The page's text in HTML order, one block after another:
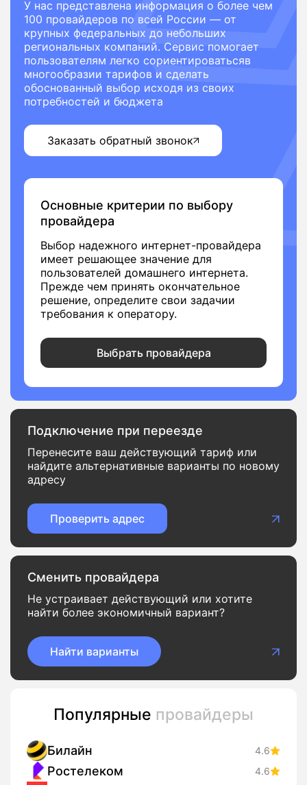
У нас представлена информация о более чем
100 провайдеров по всей России — от
крупных федеральных до небольших
региональных компаний. Сервис помогает
пользователям легко сориентироватьсяв
многообразии тарифов и сделать
обоснованный выбор исходя из своих
потребностей и бюджета
Заказать обратный звонок
Основные критерии по выбору
провайдера
Выбор надежного интернет-провайдера
имеет решающее значение для
пользователей домашнего интернета.
Прежде чем принять окончательное
решение, определите свои задачии
требования к оператору.
Выбрать провайдера
Подключение при переезде
Перенесите ваш действующий тариф или
найдите альтернативные варианты по новому
адресу
Проверить адрес
Сменить провайдера
Не устраивает действующий или хотите
найти более экономичный вариант?
Найти варианты
Популярные провайдеры
Билайн 4.6
Ростелеком 4.6